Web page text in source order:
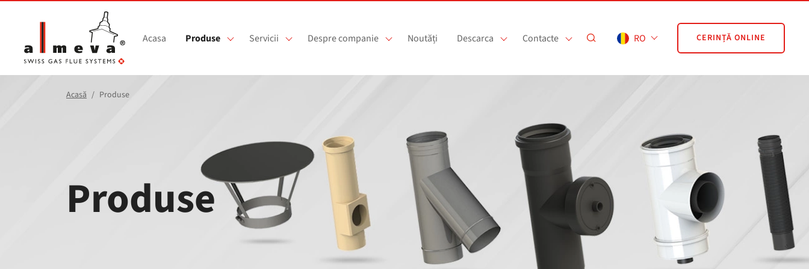
Sari la conținutul principal
Acasa Produse Servicii Despre companie Noutăți Descarca Contacte RO CERINȚĂ ONLINE
Acasă Produse
Produse